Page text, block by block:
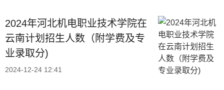
2024年河北机电职业技术学院在
云南计划招生人数（附学费及专
业录取分)
2024-12-24 12:41